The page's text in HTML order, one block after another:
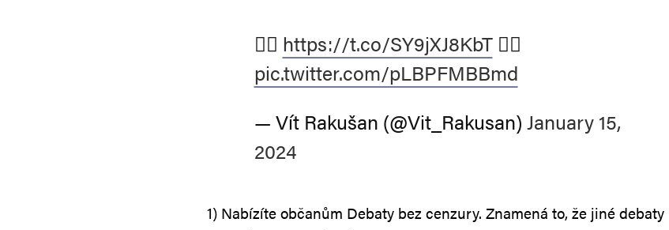
👉🏻 https://t.co/SY9jXJ8KbT👈🏻
pic.twitter.com/pLBPFMBBmd
— Vít Rakušan (@Vit_Rakusan) January 15,
2024
1) Nabízíte občanům Debaty bez cenzury. Znamená to, že jiné debaty